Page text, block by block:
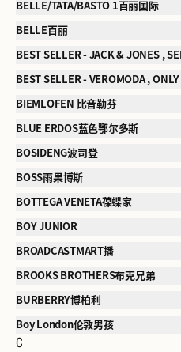
BELLE/TATA/BASTO 1百丽国际
BELLE百丽
BEST SELLER - JACK & JONES ,
BEST SELLER - VEROMODA , ONLY
BIEMLOFEN 比音勒芬
BLUE ERDOS蓝色鄂尔多斯
BOSIDENG波司登
BOSS雨果博斯
BOTTEGA VENETA葆蝶家
BOY JUNIOR
BROADCASTMART播
BROOKS BROTHERS布克兄弟
BURBERRY博柏利
Boy London伦敦男孩
C